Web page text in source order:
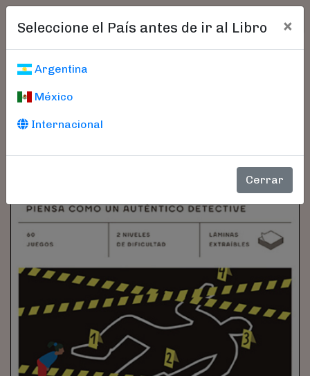
Seleccione el País antes de ir al Libro ×
Argentina
México
Internacional
Cerrar